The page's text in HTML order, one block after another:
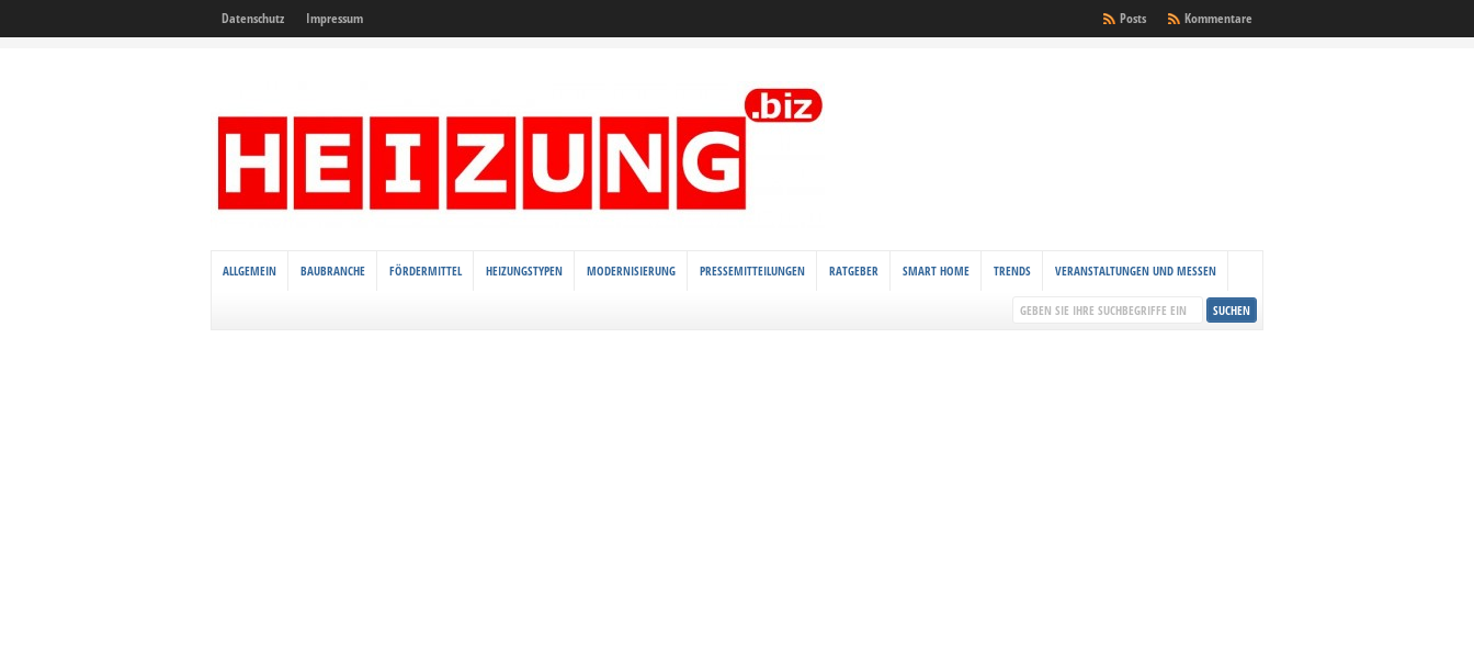
Datenschutz Impressum Kommentare
Posts
ALLGEMEIN BAUBRANCHE FÖRDERMITTEL HEIZUNGSTYPEN MODERNISIERUNG PRESSEMITTEILUNGEN RATGEBER SMART HOME TRENDS VERANSTALTUNGEN UND MESSEN